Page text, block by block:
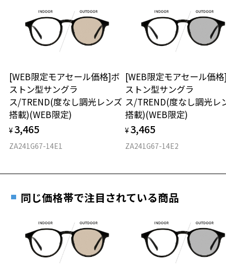
お気に入りに追加済です。
お気に入りリストは
こちら
＜実店舗でサングラスまたはパッケージ商品等のレンズ交換について
2024年3月1日から、店頭に商品をお持ち込みいただいて、レンズ交換
をされる場合は、レンズ代金の他に3,300円(税込)の加工賃を追加で頂
入した商品本体と発送日がわかる【商品発送メール】を店頭スタッフ
にご提示いだければ、初回に限り加工賃はかかりませんので、必ずス
タッフにご提示ください。
商品発送から6か月を過ぎた場合、又はお客様からの【商品発送メー
ル】のご提示が無かった場合、レンズ代金の他に加工賃として3,300
円(税込)を頂戴いたしますので、予めご了承ください。
仕上がり寸法
D 仕上がりの横幅：約137mm
E 仕上がりの縦幅：約48mm
※メガネ：デモレンズを外した重さ
タイプ
日または発送日より１年間修理又は交換させて頂
きます。
※保証期間内に交換が行われた場合、保証期間は初期の期間から
延長されません。
安心2 視力測定無料
視力の変化を早めに発見するために、定期的な視
力測定をおすすめいたします。
安心3 かかり具合調整無料
もっと見る
談ください。
オンラインストアでフレームのみ購入して、
実店舗で度付きにできます
ご購入時に「レンズ交換券」をお選びいただくと、実店舗で
度数を測定のうえ、度付きレンズ（標準セットレンズ）へ無
料交換いただけます。
詳しくはこちら
その際は記入用紙をダウンロードしてお使いください。
ダウンロード
[WEB限定モアセール価格]ボ
ストン型サングラ
ス/TREND(度なし調光レンズ
搭載)(WEB限定)
¥ 3,465
ZA241G67-14E1
[WEB限定モアセール価
ストン型サングラ
ス/TREND(度なし調光レ
搭載)(WEB限定)
¥ 3,465
ZA241G67-14E2
同じ価格帯で注目されている商品